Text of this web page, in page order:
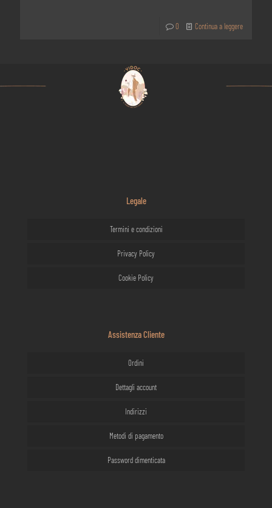
0 Continua a leggere
Legale
Termini e condizioni
Privacy Policy
Cookie Policy
Assistenza Cliente
Ordini
Dettagli account
Indirizzi
Metodi di pagamento
Password dimenticata